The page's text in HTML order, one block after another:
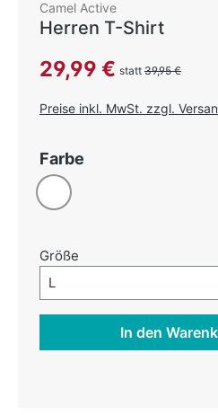
Camel Active
Herren T-Shirt
Verkaufspreis:
29,99 € statt 39,95 €
Preise inkl. MwSt. zzgl.
Farbe
Weiß
Größe
Größe-Auswahl öffnen,
L
In den